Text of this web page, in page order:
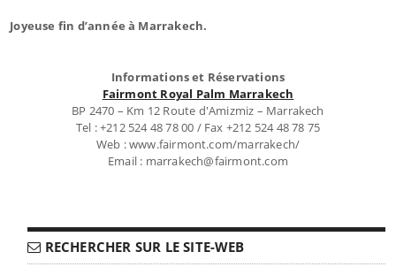
Joyeuse fin d’année à Marrakech.
Informations et Réservations
Fairmont Royal Palm Marrakech
BP 2470 – Km 12 Route d'Amizmiz – Marrakech
Tel : +212 524 48 78 00 / Fax +212 524 48 78 75
Web : www.fairmont.com/marrakech/
Email : marrakech@fairmont.com
RECHERCHER SUR LE SITE-WEB